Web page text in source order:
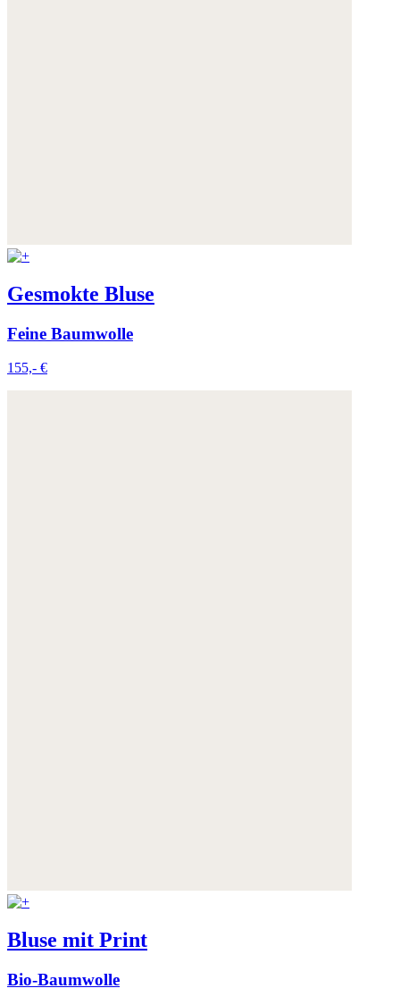
Gesmokte Bluse
Feine Baumwolle
155,- €
Bluse mit Print
Bio-Baumwolle